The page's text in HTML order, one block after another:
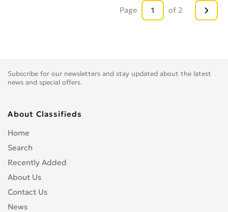
Page of 2 ›
Subscribe for our newsletters and stay updated about the latest
news and special offers.
About Classifieds
Home
Search
Recently Added
About Us
Contact Us
News